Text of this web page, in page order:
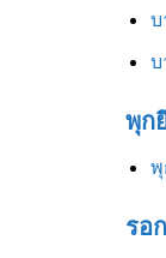
บ
บ
พุก
พุ
รอ